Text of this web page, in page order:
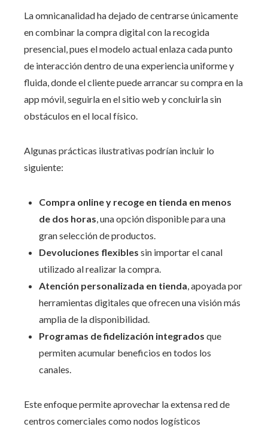
La omnicanalidad ha dejado de centrarse únicamente
en combinar la compra digital con la recogida
presencial, pues el modelo actual enlaza cada punto
de interacción dentro de una experiencia uniforme y
fluida, donde el cliente puede arrancar su compra en la
app móvil, seguirla en el sitio web y concluirla sin
obstáculos en el local físico.
Algunas prácticas ilustrativas podrían incluir lo
siguiente:
Compra online y recoge en tienda en menos
de dos horas, una opción disponible para una
gran selección de productos.
Devoluciones flexibles sin importar el canal
utilizado al realizar la compra.
Atención personalizada en tienda, apoyada por
herramientas digitales que ofrecen una visión más
amplia de la disponibilidad.
Programas de fidelización integrados que
permiten acumular beneficios en todos los
canales.
Este enfoque permite aprovechar la extensa red de
centros comerciales como nodos logísticos